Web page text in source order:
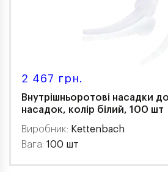
2 467 грн.
Внутрішньоротові насадки
насадок, колір білий, 100 шт
Виробник: Kettenbach
Вага: 100 шт